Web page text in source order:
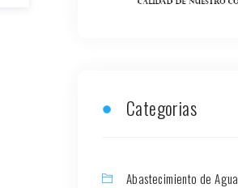
Categorias
Abastecimiento de Agua